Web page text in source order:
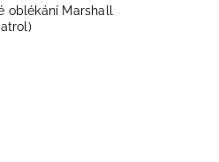
oblékání Marshall